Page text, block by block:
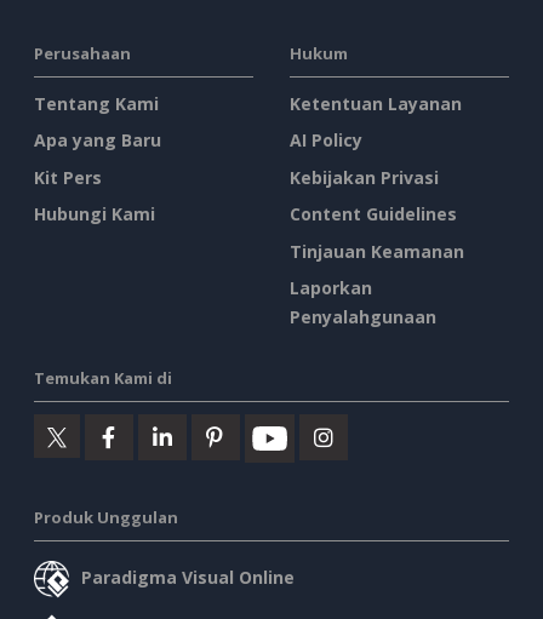
Perusahaan
Tentang Kami
Apa yang Baru
Kit Pers
Hubungi Kami
Hukum
Ketentuan Layanan
AI Policy
Kebijakan Privasi
Content Guidelines
Tinjauan Keamanan
Laporkan
Penyalahgunaan
Temukan Kami di
Produk Unggulan
Paradigma Visual Online